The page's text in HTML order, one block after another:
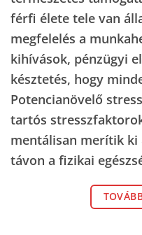
férfi élete tele van
megfelelés a
kihívások, pénzügyi
késztetés, hogy
Potencianövelő
tartós
mentálisan merítik ki
távon a fizikai